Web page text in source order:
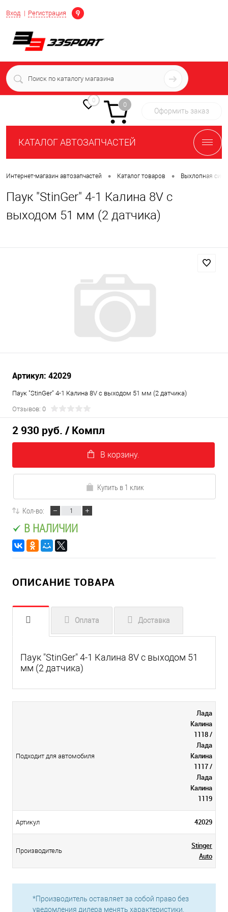
Вход Регистрация
Определение
+7 (939) 716-10-06
пн-пт 7:00-16:00 МСК
0
0
Оформить заказ
КАТАЛОГ АВТОЗАПЧАСТЕЙ
Интернет-магазин автозапчастей • Каталог товаров • Выхлопная
Паук "StinGer" 4-1 Калина 8V с
выходом 51 мм (2 датчика)
Артикул: 42029
Паук "StinGer" 4-1 Калина 8V с выходом 51 мм (2 датчика)
Отзывов: 0
2 930 руб. / Компл
В корзину.
Купить в 1 клик
Кол-во:
В НАЛИЧИИ
ОПИСАНИЕ ТОВАРА
Оплата Доставка
Паук "StinGer" 4-1 Калина 8V с выходом 51
мм (2 датчика)
Подходит для автомобиля
Лада
Калина
1118 /
Лада
Калина
1117 /
Лада
Калина
1119
Артикул 42029
Производитель
Stinger
Auto
*Производитель оставляет за собой право без
уведомления дилера менять характеристики,